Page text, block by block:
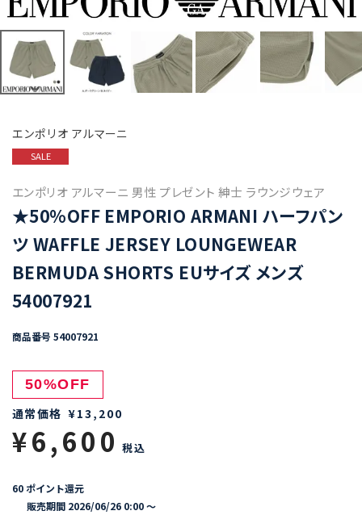
エンポリオ アルマーニ
SALE
エンポリオ アルマーニ 男性 プレゼント 紳士 ラウンジウェア
★50%OFF EMPORIO ARMANI ハーフパン
ツ WAFFLE JERSEY LOUNGEWEAR
BERMUDA SHORTS EUサイズ メンズ
54007921
商品番号 54007921
50%OFF
通常価格 ¥13,200
¥6,600 税込
60 ポイント還元
販売期間 2026/06/26 0:00〜